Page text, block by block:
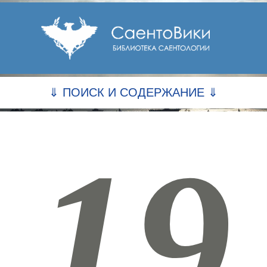
⇓ ПОИСК И СОДЕРЖАНИЕ ⇓